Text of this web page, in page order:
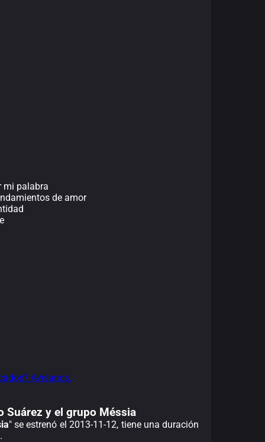
mi palabra
de amor
Avísanos.
Suárez y el grupo Méssia
" se estrenó el 2013-11-12, tiene una duración